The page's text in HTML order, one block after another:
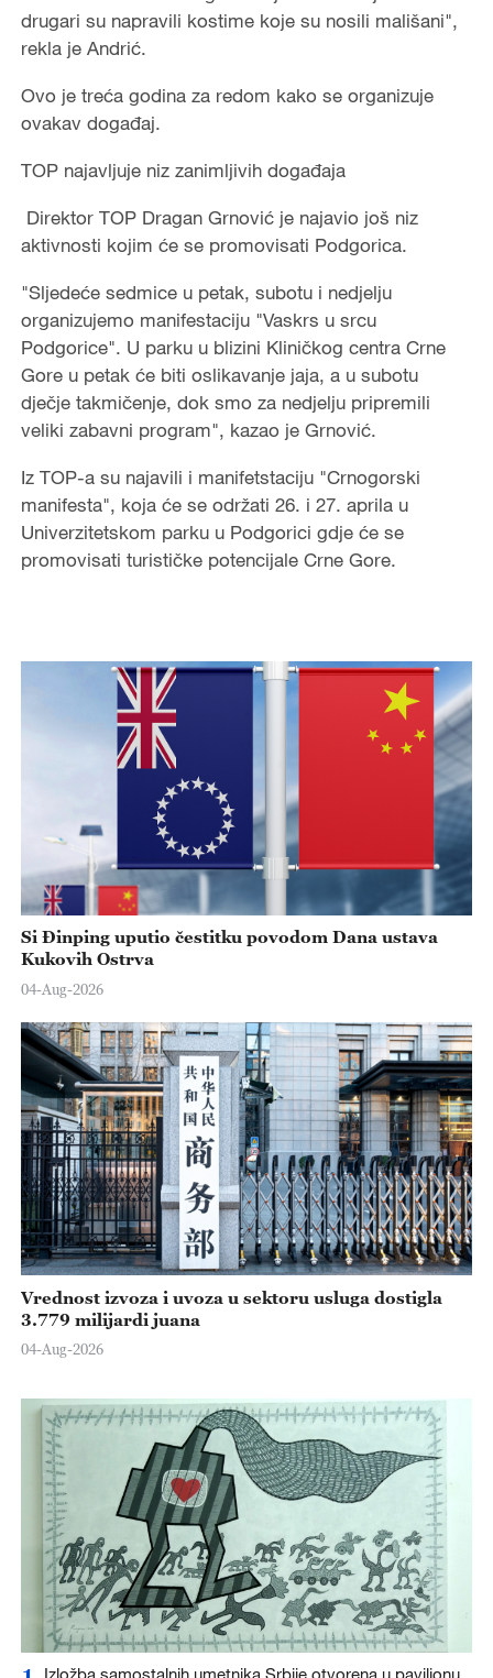
drugari su napravili kostime koje su nosili mališani",
rekla je Andrić.
Ovo je treća godina za redom kako se organizuje
ovakav događaj.
TOP najavljuje niz zanimljivih događaja
Direktor TOP Dragan Grnović je najavio još niz
aktivnosti kojim će se promovisati Podgorica.
"Sljedeće sedmice u petak, subotu i nedjelju
organizujemo manifestaciju "Vaskrs u srcu
Podgorice". U parku u blizini Kliničkog centra Crne
Gore u petak će biti oslikavanje jaja, a u subotu
dječje takmičenje, dok smo za nedjelju pripremili
veliki zabavni program", kazao je Grnović.
Iz TOP-a su najavili i manifetstaciju "Crnogorski
manifesta", koja će se održati 26. i 27. aprila u
Univerzitetskom parku u Podgorici gdje će se
promovisati turističke potencijale Crne Gore.
Si Đinping uputio čestitku povodom Dana ustava
Kukovih Ostrva
04-Aug-2026
Vrednost izvoza i uvoza u sektoru usluga dostigla
3.779 milijardi juana
04-Aug-2026
Izložba samostalnih umetnika Srbije otvorena u paviljonu